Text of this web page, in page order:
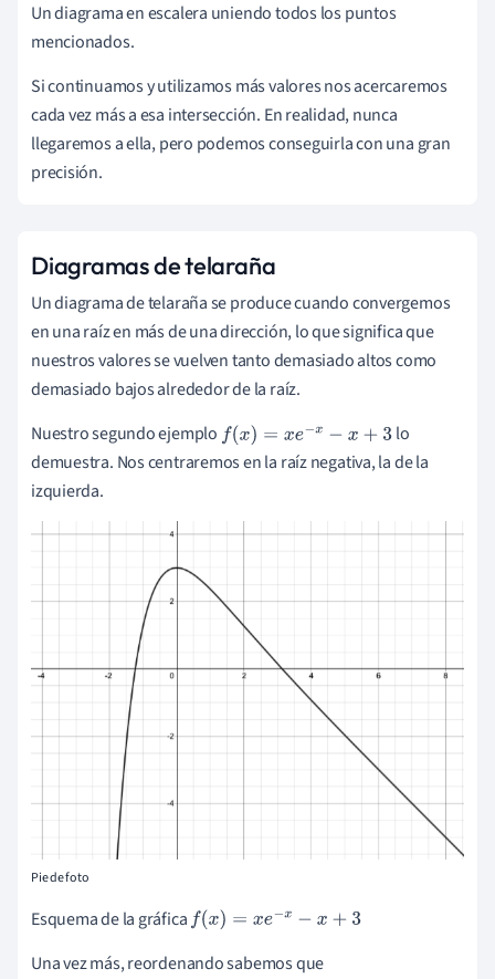
Un diagrama en escalera uniendo todos los puntos
mencionados.
Si continuamos y utilizamos más valores nos acercaremos
cada vez más a esa intersección. En realidad, nunca
llegaremos a ella, pero podemos conseguirla con una gran
precisión.
Diagramas de telaraña
Un diagrama de telaraña se produce cuando convergemos
en una raíz en más de una dirección, lo que significa que
nuestros valores se vuelven tanto demasiado altos como
demasiado bajos alrededor de la raíz.
Nuestro segundo ejemplo f(x)=x e-x -x+3
lo
demuestra. Nos centraremos en la raíz negativa, la de la
izquierda.
Pie de foto
Esquema de la gráficaf(x)=x e-x -x+3
Una vez más, reordenando sabemos que